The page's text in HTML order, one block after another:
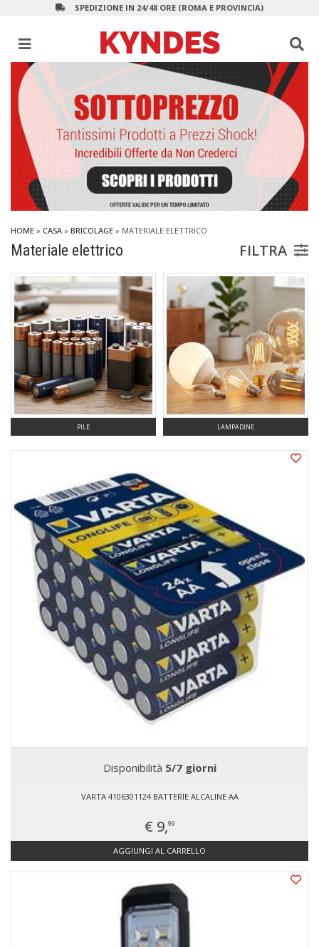
SPEDIZIONE IN 24/48 ORE (ROMA E PROVINCIA)
HOME » CASA » BRICOLAGE » MATERIALE ELETTRICO
Materiale elettrico FILTRA
PILE LAMPADINE
Disponibilità 5/7 giorni
VARTA 4106301124 BATTERIE ALCALINE AA
€ 9,99
AGGIUNGI AL CARRELLO